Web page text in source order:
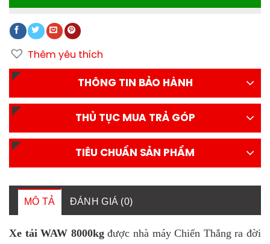
Thêm yêu thích
THÔNG TIN BẢO HÀNH
THỦ TỤC MUA TRẢ GÓP
TIÊU CHUẨN SẢN PHẨM
MÔ TẢ ĐÁNH GIÁ (0)
Xe tải WAW 8000kgđược nhà máy Chiến Thắng ra đời